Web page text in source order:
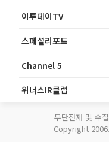
이투데이TV
스페셜리포트
Channel 5
위너스IR클럽
무단전재 및 수
Copyright 2006.